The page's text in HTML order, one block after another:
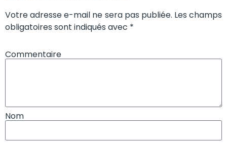
Votre adresse e-mail ne sera pas publiée. Les champs
obligatoires sont indiqués avec *
Commentaire
Nom